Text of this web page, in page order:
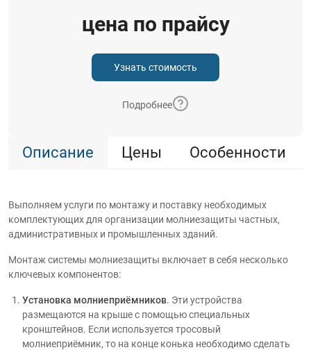
Описание Цены Особенности
Выполняем услуги по монтажу и поставку необходимых
комплектующих для организации молниезащиты частных,
административных и промышленных зданий.
Монтаж системы молниезащиты включает в себя несколько
ключевых компонентов:
Установка молниеприёмников. Эти устройства
размещаются на крыше с помощью специальных
кронштейнов. Если используется тросовый
молниеприёмник, то на конце конька необходимо сделать
цена по прайсу
Узнать стоимость
Подробнее